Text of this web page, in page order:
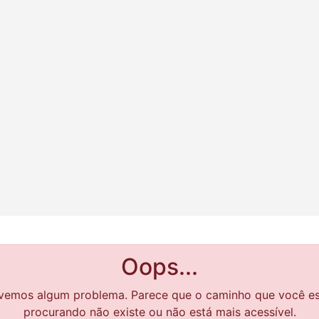
Oops...
algum problema. Parece que o caminho que você
procurando não existe ou não está mais acessível.